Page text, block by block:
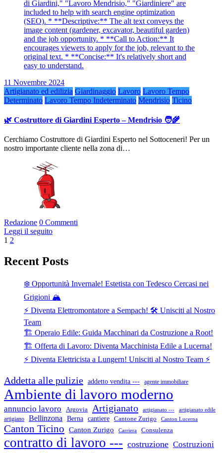
11 Novembre 2024
Artigianato ed edilizia Giardinaggio Lavoro Lavoro Tempo
Determinato Lavoro Tempo Indeterminato Mendrisio Ticino
🌿 Costruttore di Giardini Esperto – Mendrisio 🧑‍🌾
Cerchiamo Costruttore di Giardini Esperto nel Sottoceneri! Per un
nostro importante cliente nella zona di…
Redazione 0 Commenti
Leggi il seguito
Paginazione
degli
articoli
1 2
Recent Posts
❄️ Opportunità Invernale! Estetista con Tedesco Cercasi nei
Grigioni 🏔️
⚡ Diventa Elettromontatore a Sempach! 🛠️ Unisciti al Nostro
Team
🏗️ Operaio Edile: Guida Macchinari da Costruzione a Root!
🏗️ Offerta di Lavoro: Diventa Macchinista Edile a Lucerna!
⚡ Diventa Elettricista a Lungern! Unisciti al Nostro Team ⚡
Addetta alle pulizie addetto vendita --- agente immobiliare
Ambiente di lavoro moderno
annuncio lavoro Argovia Artigianato artigianato --- artigianato edile
artigiano Bellinzona Berna cantiere Cantone Zurigo Canton Lucerna
Canton Ticino Canton Zurigo Carriera Consulenza
contratto di lavoro --- costruzione Costruzioni